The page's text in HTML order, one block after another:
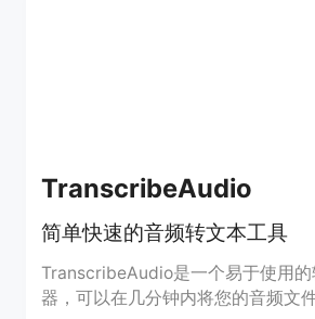
TranscribeAudio
简单快速的音频转文本工具
TranscribeAudio是一个易于使用
器，可以在几分钟内将您的音频文